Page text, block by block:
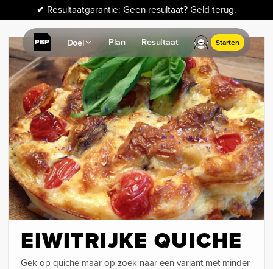
✔ Resultaatgarantie: Geen resultaat? Geld terug.
Doel Plan Resultaat Starten
EIWITRIJKE QUICHE
Gek op quiche maar op zoek naar een variant met minder